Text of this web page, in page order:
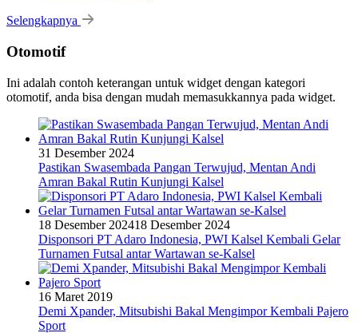
Selengkapnya
Otomotif
Ini adalah contoh keterangan untuk widget dengan kategori
otomotif, anda bisa dengan mudah memasukkannya pada widget.
31 Desember 2024
Pastikan Swasembada Pangan Terwujud, Mentan Andi
Amran Bakal Rutin Kunjungi Kalsel
18 Desember 202418 Desember 2024
Disponsori PT Adaro Indonesia, PWI Kalsel Kembali Gelar
Turnamen Futsal antar Wartawan se-Kalsel
16 Maret 2019
Demi Xpander, Mitsubishi Bakal Mengimpor Kembali Pajero
Sport